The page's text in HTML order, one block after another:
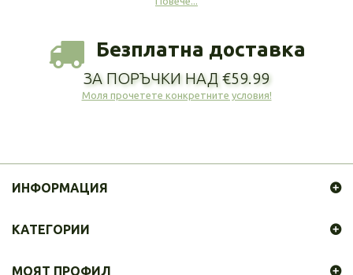
Безплатна доставка
ЗА ПОРЪЧКИ НАД €59.99
Моля прочетете конкретните условия!
ИНФОРМАЦИЯ
КАТЕГОРИИ
МОЯТ ПРОФИЛ